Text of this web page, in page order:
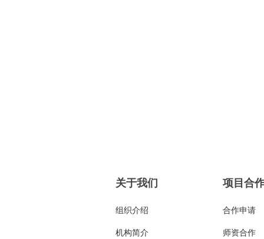
关于我们
组织介绍
机构简介
项目合
合作申请
师资合作